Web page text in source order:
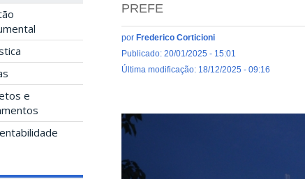
e
PREFE
por Frederico Corticioni
Publicado: 20/01/2025 - 15:01
Última modificação: 18/12/2025 - 09:16